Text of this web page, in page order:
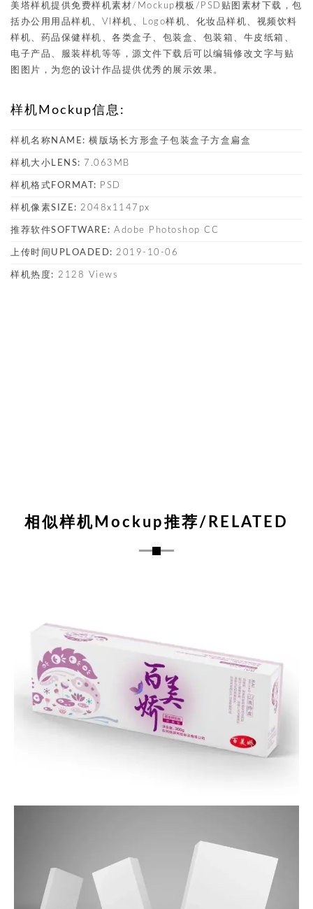
美塔样机提供免费样机素材/Mockup模板/PSD贴图素材下载，包
括办公用用品样机、VI样机、Logo样机、化妆品样机、视频饮料
样机、药品保健样机、各类盒子、包装盒、包装箱、牛皮纸箱、
电子产品、服装样机等等，源文件下载后可以编辑修改文字与贴
图图片，为您的设计作品提供优秀的展示效果。
样机Mockup信息:
样机名称NAME: 横版场长方形盒子包装盒子方盒扁盒
样机大小LENS: 7.063MB
样机格式FORMAT: PSD
样机像素SIZE: 2048x1147px
推荐软件SOFTWARE: Adobe Photoshop CC
上传时间UPLOADED: 2019-10-06
样机热度: 2128 Views
相似样机Mockup推荐/RELATED